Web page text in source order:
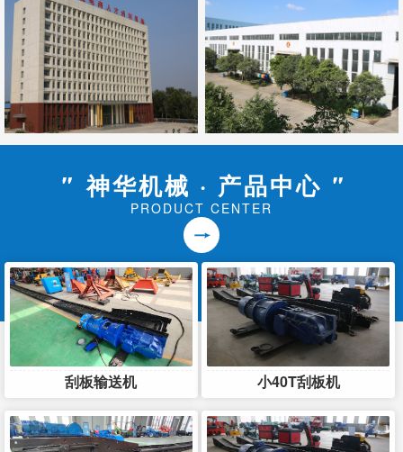
" 神华机械 · 产品中心 "
PRODUCT CENTER
刮板输送机 小40T刮板机